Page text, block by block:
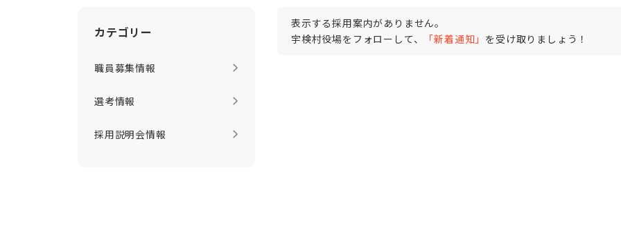
このシマで、あなたの情熱が誰かの笑顔につながります。
一緒に、宇検村の新しい未来を創りましょう。
カテゴリー
職員募集情報
選考情報
採用説明会情報
表示する採用案内がありません。
宇検村役場をフォローして、
「新着通知」 を受け取りましょう！